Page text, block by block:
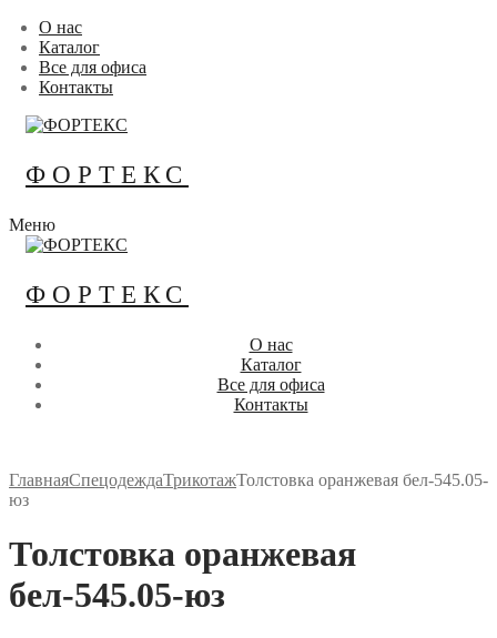
Перейти
содержимому
Меню
Закрыть
О нас
Каталог
Все для офиса
Контакты
ФОРТЕКС
Меню
ФОРТЕКС
О нас
Каталог
Все для офиса
Контакты
ГлавнаяСпецодеждаТрикотажТолстовка оранжевая бел-545.05-
юз
Толстовка оранжевая
бел-545.05-юз